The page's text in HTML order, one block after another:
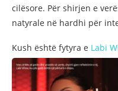
cilësore. Për shirjen e
natyrale në hardhi për
Kush është fytyra e Labi